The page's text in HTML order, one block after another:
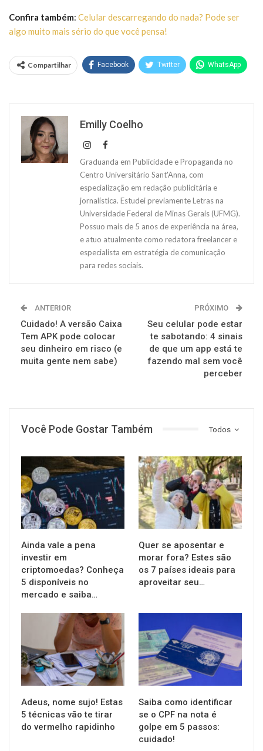
Confira também: Celular descarregando do nada? Pode ser
algo muito mais sério do que você pensa!
Compartilhar Facebook Twitter WhatsApp
Emilly Coelho
Graduanda em Publicidade e Propaganda no
Centro Universitário Sant'Anna, com
especialização em redação publicitária e
jornalística. Estudei previamente Letras na
Universidade Federal de Minas Gerais (UFMG).
Possuo mais de 5 anos de experiência na área,
e atuo atualmente como redatora freelancer e
especialista em estratégia de comunicação
para redes sociais.
ANTERIOR
Cuidado! A versão Caixa
Tem APK pode colocar
seu dinheiro em risco (e
muita gente nem sabe)
PRÓXIMO
Seu celular pode estar
te sabotando: 4 sinais
de que um app está te
fazendo mal sem você
perceber
Todos
Você Pode Gostar Também
Ainda vale a pena
investir em
criptomoedas? Conheça
5 disponíveis no
mercado e saiba…
FINANÇAS
Quer se aposentar e
morar fora? Estes são
os 7 países ideais para
aproveitar seu…
Adeus, nome sujo! Estas
5 técnicas vão te tirar
do vermelho rapidinho
Saiba como identificar
se o CPF na nota é
golpe em 5 passos:
cuidado!